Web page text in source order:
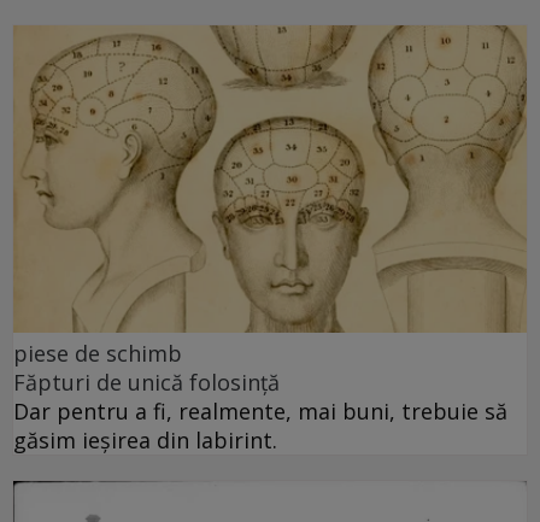
piese de schimb
Făpturi de unică folosință
Dar pentru a fi, realmente, mai buni, trebuie să
găsim ieșirea din labirint.